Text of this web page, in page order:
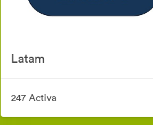
Latam
247 Activa